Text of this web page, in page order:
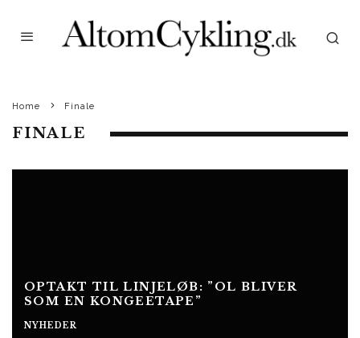
Home Finale
FINALE
OPTAKT TIL LINJELØB: ”OL BLIVER
SOM EN KONGEETAPE”
NYHEDER